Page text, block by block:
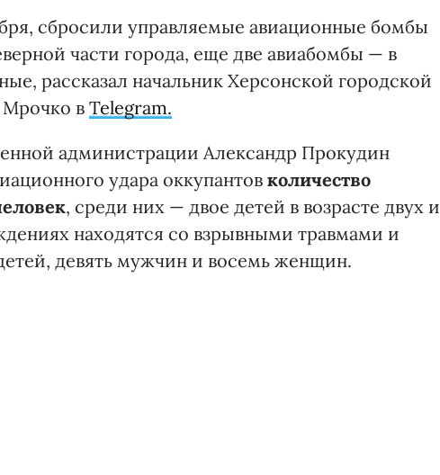
сбросили управляемые авиационные бомбы
части города, еще две авиабомбы — в
рассказал начальник Херсонской городской
в Telegram.
администрации Александр Прокудин
удара оккупантов количество
, среди них — двое детей в возрасте двух и
находятся со взрывными травмами и
девять мужчин и восемь женщин.